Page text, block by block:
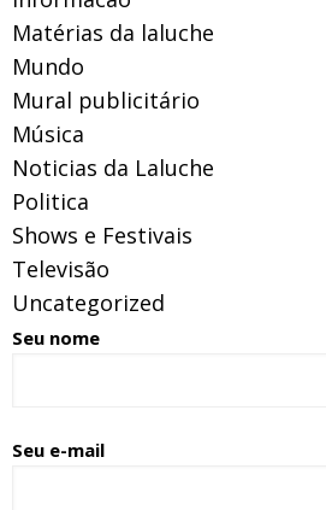
Matérias da laluche
Mundo
Mural publicitário
Música
Noticias da Laluche
Politica
Shows e Festivais
Televisão
Uncategorized
Seu nome
Seu e-mail